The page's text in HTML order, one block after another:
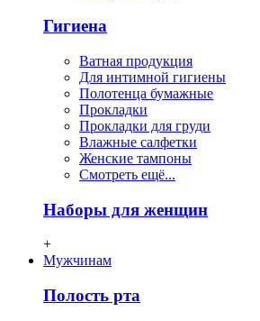
Гигиена
Ватная продукция
Для интимной гигиены
Полотенца бумажные
Прокладки
Прокладки для груди
Влажные салфетки
Женские тампоны
Смотреть ещё...
Наборы для женщин
+
Мужчинам
Полость рта